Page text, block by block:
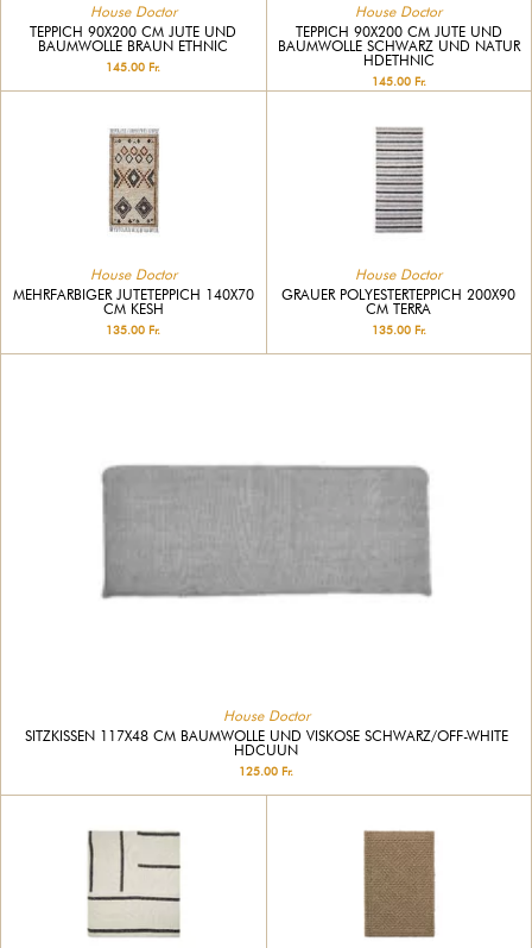
House Doctor
TEPPICH 90X200 CM JUTE UND
BAUMWOLLE BRAUN ETHNIC
145.00 Fr.
House Doctor
TEPPICH 90X200 CM JUTE UND
BAUMWOLLE SCHWARZ UND NATUR
HDETHNIC
145.00 Fr.
House Doctor
MEHRFARBIGER JUTETEPPICH 140X70
CM KESH
135.00 Fr.
House Doctor
GRAUER POLYESTERTEPPICH 200X90
CM TERRA
135.00 Fr.
House Doctor
SITZKISSEN 117X48 CM BAUMWOLLE UND VISKOSE SCHWARZ/OFF-WHITE
HDCUUN
125.00 Fr.